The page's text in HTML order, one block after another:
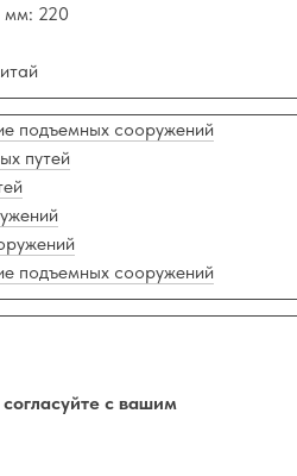
мм: 220
подъемных сооружений
путей
подъемных сооружений
с вашим